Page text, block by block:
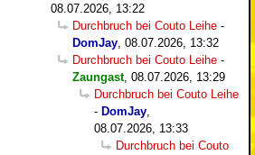
08.07.2026, 13:22
Durchbruch bei Couto Leihe -
DomJay, 08.07.2026, 13:32
Durchbruch bei Couto Leihe -
Zaungast, 08.07.2026, 13:29
Durchbruch bei Couto Leihe
- DomJay,
08.07.2026, 13:33
Durchbruch bei Couto